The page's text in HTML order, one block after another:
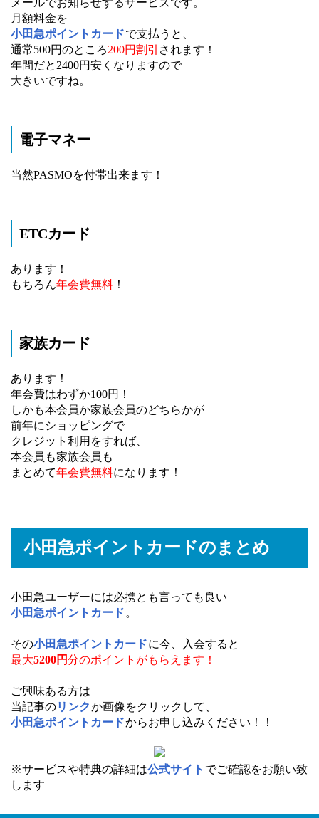
メールでお知らせするサービスです。
月額料金を
小田急ポイントカードで支払うと、
通常500円のところ200円割引 されます！
年間だと2400円安くなりますので
大きいですね。
電子マネー
当然PASMOを付帯出来ます！
ETCカード
あります！
もちろん年会費無料 ！
家族カード
あります！
年会費はわずか100円！
しかも本会員か家族会員のどちらかが
前年にショッピングで
クレジット利用をすれば、
本会員も家族会員も
まとめて年会費無料になります！
小田急ポイントカードのまとめ
小田急ユーザーには必携とも言っても良い
小田急ポイントカード 。
その小田急ポイントカードに今、入会すると
最大5200円分のポイントがもらえます！
ご興味ある方は
当記事のリンクか画像をクリックして、
小田急ポイントカードからお申し込みください！！
※サービスや特典の詳細は公式サイト でご確認をお願い致
します